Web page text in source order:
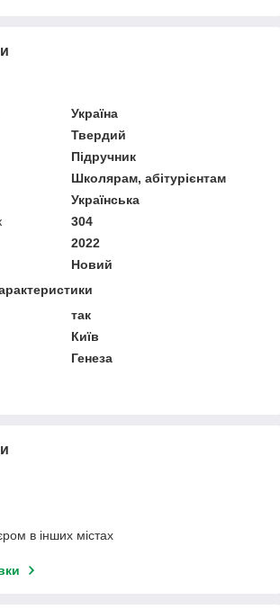
Україна
Твердий
Підручник
Школярам, абітурієнтам
Українська
304
2022
Новий
так
Київ
Генеза
в інших містах